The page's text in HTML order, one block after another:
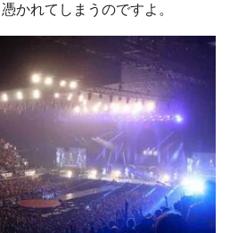
かれてしまうのですよ。